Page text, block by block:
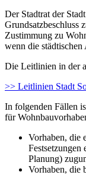
Der Stadtrat der
Grundsatzbeschluss
Zustimmung zu
wenn die
Die Leitlinien in der
>> Leitlinien Stadt
In folgenden Fällen
für
Vorhaben, die
Festsetzungen
Planung)
Vorhaben, die